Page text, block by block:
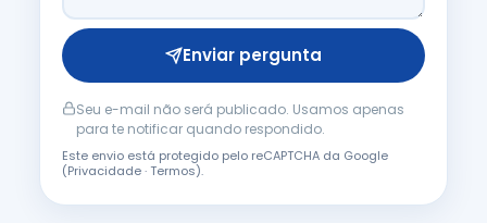
Enviar pergunta
Seu e-mail não será publicado. Usamos apenas
para te notificar quando respondido.
Este envio está protegido pelo reCAPTCHA da Google
(Privacidade·Termos).